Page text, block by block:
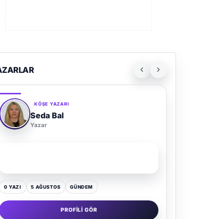
KÖŞE YAZARI
Seda Bal
Yazar
0 YAZI 5 AĞUSTOS GÜNDEM
PROFILI GÖR